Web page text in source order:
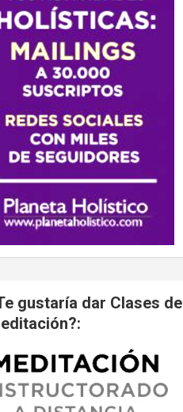
gustaría dar Clases de